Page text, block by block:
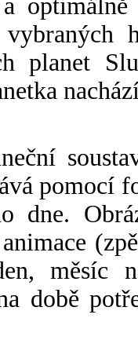
planet
pomocí
dne.
měsíc
době